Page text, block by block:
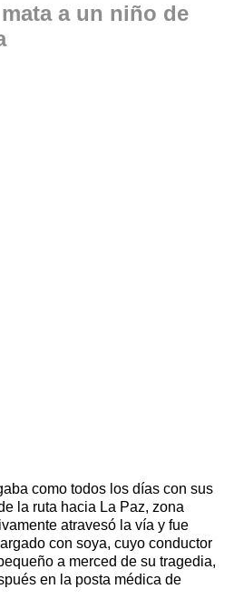
a un niño de
como todos los días con sus
la ruta hacia La Paz, zona
atravesó la vía y fue
con soya, cuyo conductor
a merced de su tragedia,
en la posta médica de